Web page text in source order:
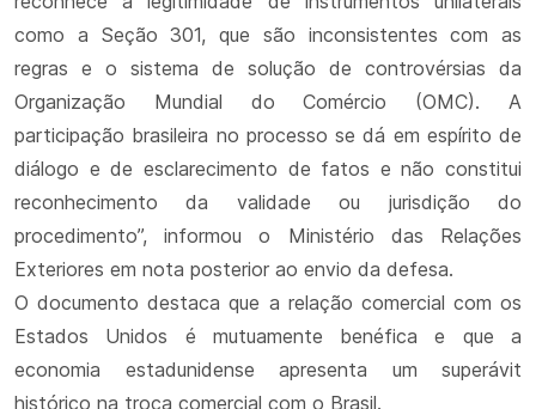
como a Seção 301, que são inconsistentes com as
regras e o sistema de solução de controvérsias da
Organização Mundial do Comércio (OMC). A
participação brasileira no processo se dá em espírito de
diálogo e de esclarecimento de fatos e não constitui
reconhecimento da validade ou jurisdição do
procedimento”, informou o Ministério das Relações
Exteriores em nota posterior ao envio da defesa.
O documento destaca que a relação comercial com os
Estados Unidos é mutuamente benéfica e que a
economia estadunidense apresenta um superávit
histórico na troca comercial com o Brasil.